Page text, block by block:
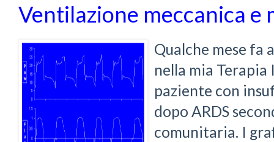
Ventilazione meccanica e
Qualche mese fa
nella mia Terapia
paziente con
dopo ARDS
comunitaria. I